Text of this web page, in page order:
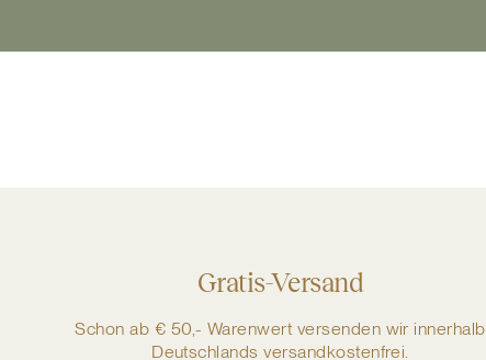
Gratis-Versand
Schon ab € 50,- Warenwert versenden wir innerhalb
Deutschlands versandkostenfrei.